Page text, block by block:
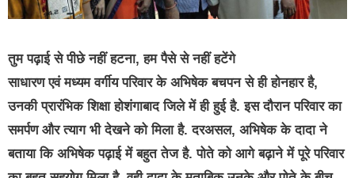
तुम पढ़ाई से पीछे नहीं हटना, हम पैसे से नहीं हटेंगे
साधारण एवं मध्यम वर्गीय परिवार के अभिषेक बचपन से ही होनहार है,
उनकी प्रारंभिक शिक्षा होशंगाबाद जिले में ही हुई है. इस दौरान परिवार का
समर्पण और त्याग भी देखने को मिला है. दरअसल, अभिषेक के दादा ने
बताया कि अभिषेक पढ़ाई में बहुत तेज है. पोते को आगे बढ़ाने में पूरे परिवार